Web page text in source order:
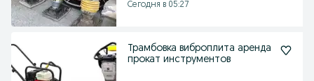
Сегодня в 05:27
Трамбовка виброплита аренда
прокат инструментов